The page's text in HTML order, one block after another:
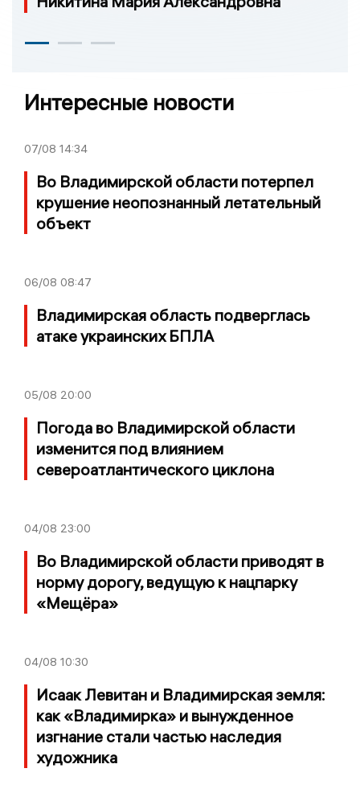
Интересные новости
07/08 14:34
Во Владимирской области потерпел
крушение неопознанный летательный
объект
06/08 08:47
Владимирская область подверглась
атаке украинских БПЛА
05/08 20:00
Погода во Владимирской области
изменится под влиянием
североатлантического циклона
04/08 23:00
Во Владимирской области приводят в
норму дорогу, ведущую к нацпарку
«Мещёра»
04/08 10:30
Исаак Левитан и Владимирская земля:
как «Владимирка» и вынужденное
изгнание стали частью наследия
художника